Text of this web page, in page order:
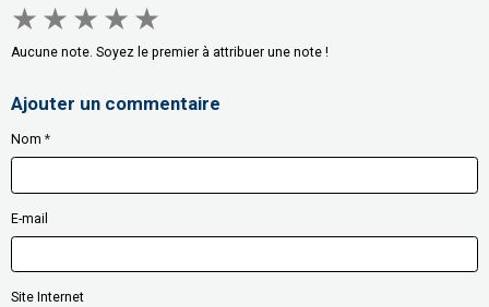
★ ★ ★ ★ ★
Aucune note. Soyez le premier à attribuer une note !
Ajouter un commentaire
Nom
E-mail
Site Internet